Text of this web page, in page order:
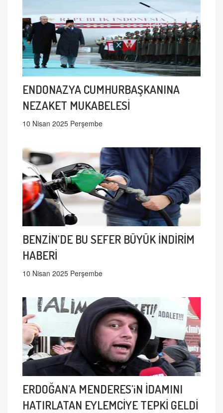
ENDONAZYA CUMHURBAŞKANINA
NEZAKET MUKABELESİ
10 Nisan 2025 Perşembe
BENZİN'DE BU SEFER BÜYÜK İNDİRİM
HABERİ
10 Nisan 2025 Perşembe
ERDOĞAN'A MENDERES'iN İDAMINI
HATIRLATAN EYLEMCİYE TEPKİ GELDİ